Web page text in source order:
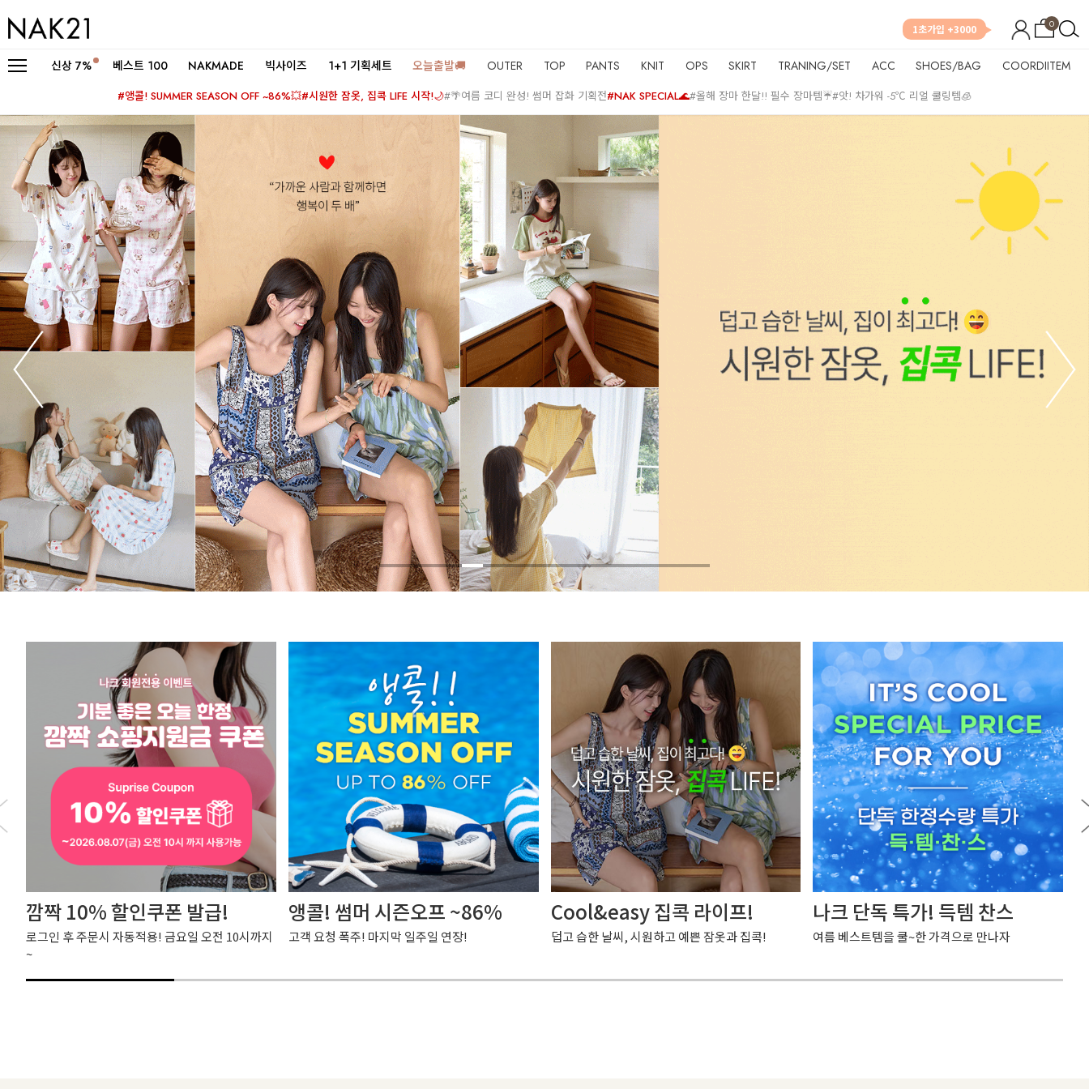
0
1초가입 +3000
신상 7% 베스트 100 NAKMADE 빅사이즈 1+1 기획세트 오늘출발🚚 OUTER TOP PANTS KNIT OPS SKIRT TRANING/SET ACC SHOES/BAG COORDIITEM
#앵콜! SUMMER SEASON OFF ~86%💥#시원한 잠옷, 집콕 LIFE 시작!🌙#🌴여름 코디 완성! 썸머 잡화 기획전#NAK SPECIAL🌊#올해 장마 한달!! 필수 장마템☔#앗! 차가워 -5℃ 리얼 쿨링템🧊
깜짝 10% 할인쿠폰 발급!
로그인 후 주문시 자동적용! 금요일 오전 10시까지
~
앵콜! 썸머 시즌오프 ~86%
고객 요청 폭주! 마지막 일주일 연장!
Cool&easy 집콕 라이프!
덥고 습한 날씨, 시원하고 예쁜 잠옷과 집콕!
나크 단독 특가! 득템 찬스
여름 베스트템을 쿨~한 가격으로 만나자